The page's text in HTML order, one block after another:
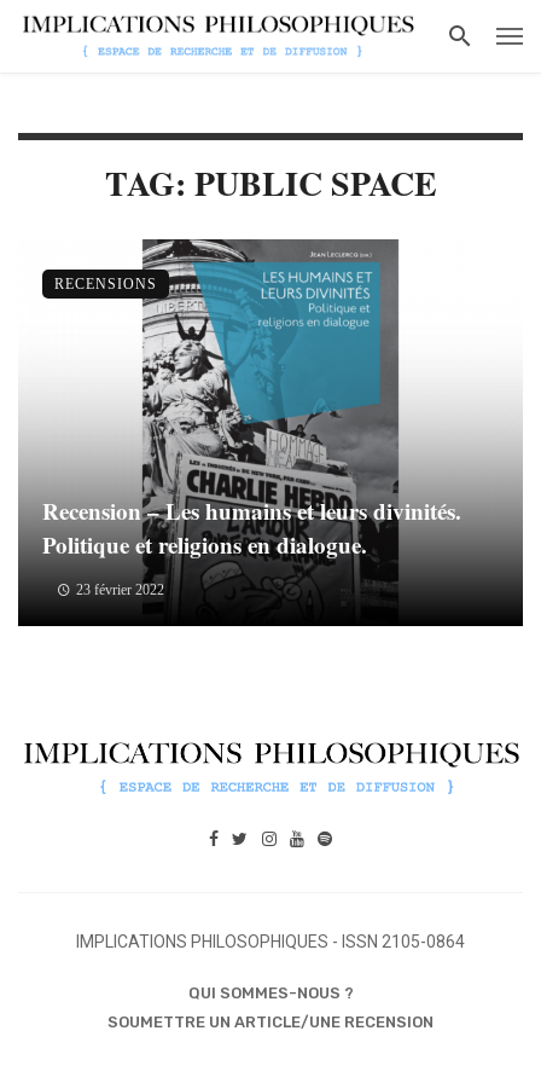
TAG: PUBLIC SPACE
Recension – Les humains et leurs divinités.
Politique et religions en dialogue.
23 février 2022
RECENSIONS
IMPLICATIONS PHILOSOPHIQUES - ISSN 2105-0864
QUI SOMMES-NOUS ?
SOUMETTRE UN ARTICLE/UNE RECENSION